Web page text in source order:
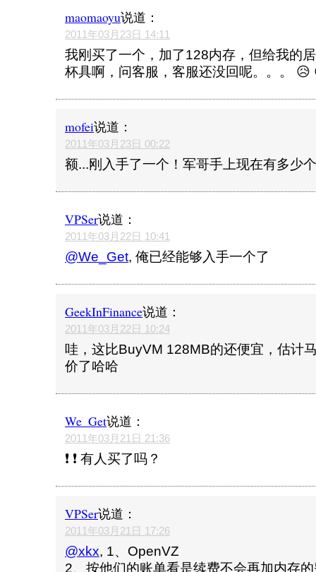
maomaoyu说道：
2011年03月23日 14:11
我刚买了一个，加了128内存，但给我的
杯具啊，问客服，客服还没回呢。。。
mofei说道：
2011年03月23日 00:22
额...刚入手了一个！军哥手上现在有多少
VPSer说道：
2011年03月22日 10:41
@We_Get, 俺已经能够入手一个了
GeekInFinance说道：
2011年03月22日 10:24
哇，这比BuyVM 128MB的还便宜，估计
价了哈哈
We_Get说道：
2011年03月21日 21:36
❗ ❗ 有人买了吗？
VPSer说道：
2011年03月21日 17:26
@xkx, 1、OpenVZ
2、按他们的账单看是续费不会再加内存